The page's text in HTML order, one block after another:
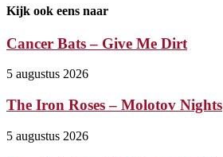
Kijk ook eens naar
Cancer Bats – Give Me Dirt
5 augustus 2026
The Iron Roses – Molotov Nights
5 augustus 2026